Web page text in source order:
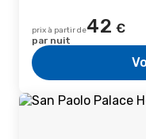
prix à partir de42 €
par nuit